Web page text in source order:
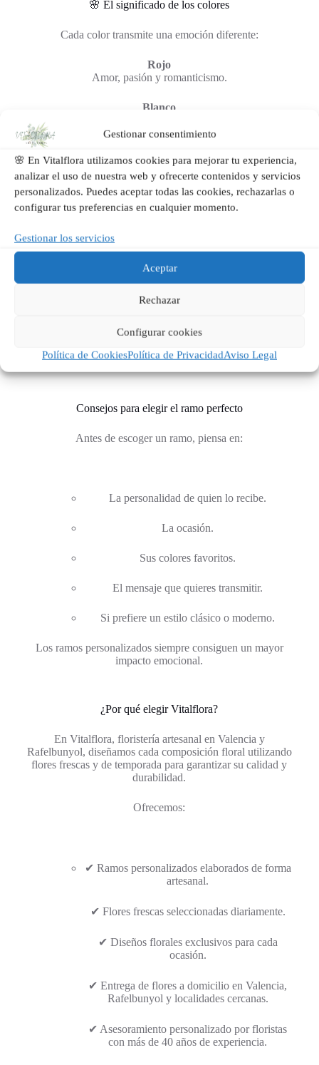
Gestionar consentimiento
🌸 En Vitalflora utilizamos cookies para mejorar tu experiencia,
analizar el uso de nuestra web y ofrecerte contenidos y servicios
personalizados. Puedes aceptar todas las cookies, rechazarlas o
configurar tus preferencias en cualquier momento.
Gestionar los servicios
Aceptar
Rechazar
Configurar cookies
Política de CookiesPolítica de PrivacidadAviso Legal
🌸 El significado de los colores
Cada color transmite una emoción diferente:
Rojo
Amor, pasión y romanticismo.
Blanco
Cariño, ternura y admiración.
Amarillo
Amistad, alegría y energía.
Entusiasmo y vitalidad.
colores, solo queda elegir el ramo que mejor se adapte a la
ayudarán a acertar.
Consejos para elegir el ramo perfecto
Antes de escoger un ramo, piensa en:
La personalidad de quien lo recibe.
La ocasión.
Sus colores favoritos.
El mensaje que quieres transmitir.
Si prefiere un estilo clásico o moderno.
Los ramos personalizados siempre consiguen un mayor
impacto emocional.
¿Por qué elegir Vitalflora?
En Vitalflora, floristería artesanal en Valencia y
Rafelbunyol, diseñamos cada composición floral utilizando
flores frescas y de temporada para garantizar su calidad y
durabilidad.
Ofrecemos:
✔ Ramos personalizados elaborados de forma
artesanal.
✔ Flores frescas seleccionadas diariamente.
✔ Diseños florales exclusivos para cada
ocasión.
✔ Entrega de flores a domicilio en Valencia,
Rafelbunyol y localidades cercanas.
✔ Asesoramiento personalizado por floristas
con más de 40 años de experiencia.